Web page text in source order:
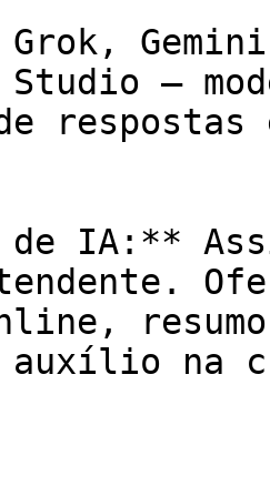
Grok,
Studio —
respostas
IA:**
na